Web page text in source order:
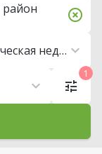
Коммерческая недвижимость
район
1